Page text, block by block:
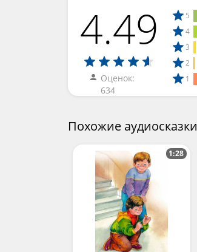
4.49
Оценок:
634
5
4
3
2
1
Похожие аудиосказки
1:28